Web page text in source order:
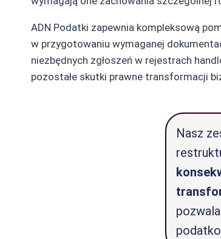
ADN Podatki zapewnia kompleksową
w przygotowaniu wymaganej
niezbędnych zgłoszeń w rejestrach
pozostałe skutki prawne transformacji
Nasz